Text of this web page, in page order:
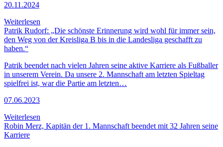
20.11.2024
Weiterlesen
Patrik Rudorf: „Die schönste Erinnerung wird wohl für immer sein,
den Weg von der Kreisliga B bis in die Landesliga geschafft zu
haben.“
Patrik beendet nach vielen Jahren seine aktive Karriere als Fußballer
in unserem Verein. Da unsere 2. Mannschaft am letzten Spieltag
spielfrei ist, war die Partie am letzten…
07.06.2023
Weiterlesen
Robin Merz, Kapitän der 1. Mannschaft beendet mit 32 Jahren seine
Karriere